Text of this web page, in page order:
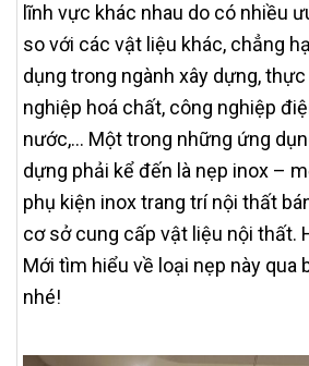
lĩnh vực khác nhau do có nhiều
so với các vật liệu khác, chẳng
dụng trong ngành xây dựng,
nghiệp hoá chất, công nghiệp
nước,… Một trong những ứng
dựng phải kể đến là nẹp inox –
phụ kiện inox trang trí nội thất
cơ sở cung cấp vật liệu nội thất.
Mới tìm hiểu về loại nẹp này qua
nhé!